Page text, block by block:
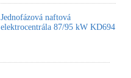
Jednofázová naftová
elektrocentrála 87/95 kW KD694